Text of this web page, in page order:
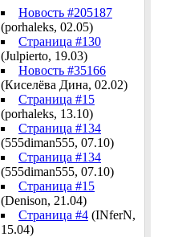
Новость #205187
(porhaleks, 02.05)
Страница #130
(Julpierto, 19.03)
Новость #35166
(Киселёва Дина, 02.02)
Страница #15
(porhaleks, 13.10)
Страница #134
(555diman555, 07.10)
Страница #134
(555diman555, 07.10)
Страница #15
(Denison, 21.04)
Страница #4 (INferN,
15.04)